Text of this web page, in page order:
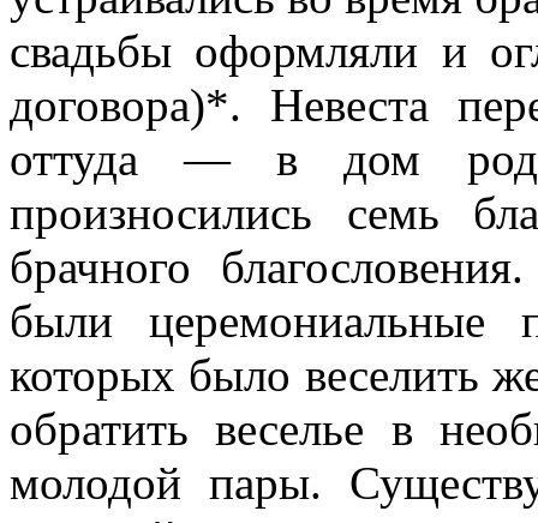
свадьбы оформляли и
договора)*. Невеста
оттуда — в дом
произносились семь
брачного
были церемониальные
которых было веселить
обратить веселье в
молодой пары.